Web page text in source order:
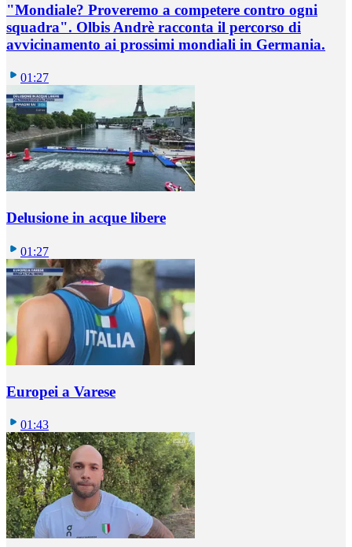
"Mondiale? Proveremo a competere contro ogni
squadra". Olbis Andrè racconta il percorso di
avvicinamento ai prossimi mondiali in Germania.
01:27
Delusione in acque libere
01:27
Europei a Varese
01:43